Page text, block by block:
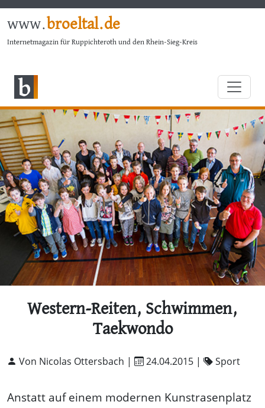
www.broeltal.de
Internetmagazin für Ruppichteroth und den Rhein-Sieg-Kreis
Western-Reiten, Schwimmen,
Taekwondo
Von Nicolas Ottersbach | 24.04.2015 | Sport
Anstatt auf einem modernen Kunstrasenplatz